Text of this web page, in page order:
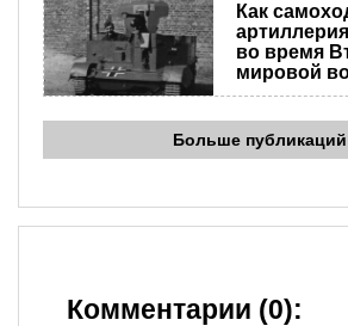
Как
во время
мировой
Больше публикаций
Комментарии (0):